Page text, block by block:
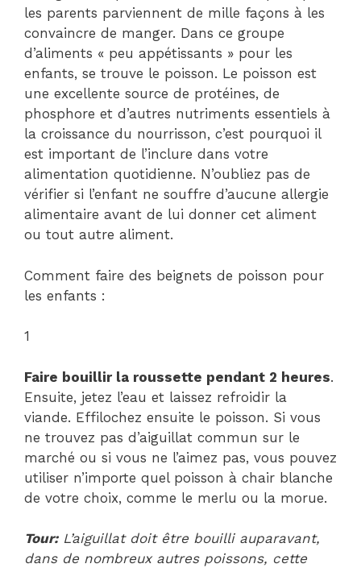
les parents parviennent de mille façons à les
convaincre de manger. Dans ce groupe
d’aliments « peu appétissants » pour les
enfants, se trouve le poisson. Le poisson est
une excellente source de protéines, de
phosphore et d’autres nutriments essentiels à
la croissance du nourrisson, c’est pourquoi il
est important de l’inclure dans votre
alimentation quotidienne. N’oubliez pas de
vérifier si l’enfant ne souffre d’aucune allergie
alimentaire avant de lui donner cet aliment
ou tout autre aliment.
Comment faire des beignets de poisson pour
les enfants :
1
Faire bouillir la roussette pendant 2 heures.
Ensuite, jetez l’eau et laissez refroidir la
viande. Effilochez ensuite le poisson. Si vous
ne trouvez pas d’aiguillat commun sur le
marché ou si vous ne l’aimez pas, vous pouvez
utiliser n’importe quel poisson à chair blanche
de votre choix, comme le merlu ou la morue.
Tour:L’aiguillat doit être bouilli auparavant,
dans de nombreux autres poissons, cette